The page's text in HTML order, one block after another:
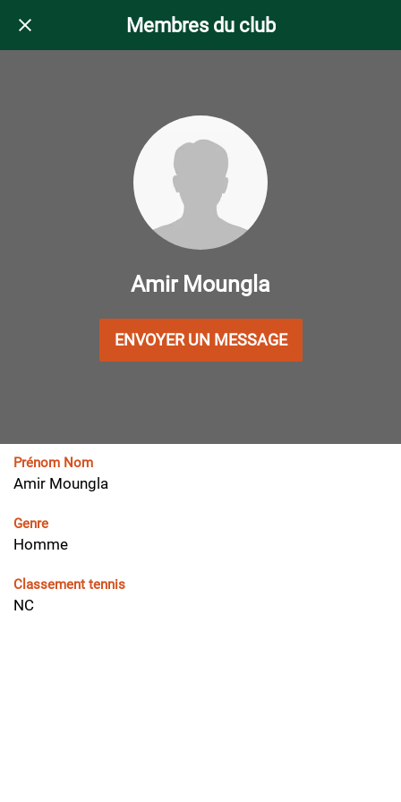
Membres du club
Amir Moungla
ENVOYER UN MESSAGE
Prénom Nom
Amir Moungla
Genre
Homme
Classement tennis
NC